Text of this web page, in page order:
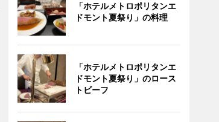
「ホテルメトロポリタンエ
ドモント夏祭り」の料理
「ホテルメトロポリタンエ
ドモント夏祭り」のロース
トビーフ